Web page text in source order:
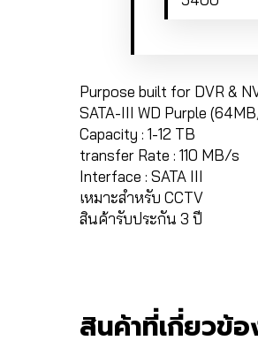
Purpose built for DVR &
SATA-III WD Purple
Capacity : 1-12 TB
transfer Rate : 110 MB/s
Interface : SATA III
เหมาะสำหรับ CCTV
สินค้ารับประกัน 3 ปี
สินค้าที่เกี่ยวข้